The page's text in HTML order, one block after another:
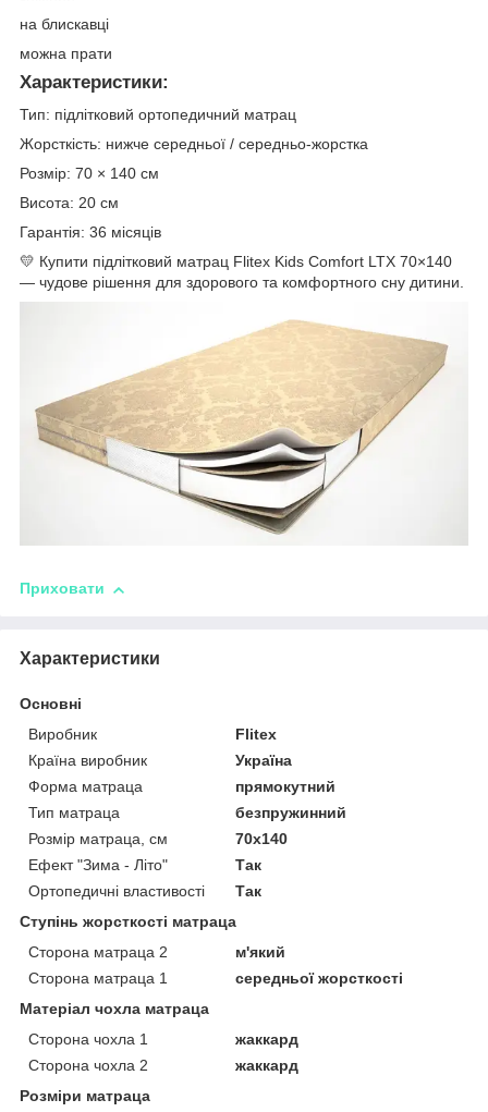
на блискавці
можна прати
Характеристики:
Тип: підлітковий ортопедичний матрац
Жорсткість: нижче середньої / середньо-жорстка
Розмір: 70 × 140 см
Висота: 20 см
Гарантія: 36 місяців
💛 Купити підлітковий матрац Flitex Kids Comfort LTX 70×140
— чудове рішення для здорового та комфортного сну дитини.
Приховати
Характеристики
Основні
Виробник
Flitex
Країна виробник
Україна
Форма матраца
прямокутний
Тип матраца
безпружинний
Розмір матраца, см
70х140
Ефект "Зима - Літо"
Так
Ортопедичні властивості
Так
Ступінь жорсткості матраца
Сторона матраца 2
м'який
Сторона матраца 1
середньої жорсткості
Матеріал чохла матраца
Сторона чохла 1
жаккард
Сторона чохла 2
жаккард
Розміри матраца